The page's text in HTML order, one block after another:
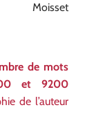
de mots
et 9200
de l’auteur